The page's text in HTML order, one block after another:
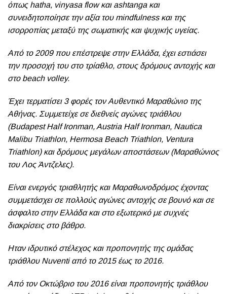
όπως hatha, vinyasa flow και ashtanga και
συνειδητοποίησε την αξία του mindfulness και της
ισορροπίας μεταξύ της σωματικής και ψυχικής υγείας.
Από το 2009 που επέστρεψε στην Ελλάδα, έχει εστιάσει
την προσοχή του στο τρίαθλο, στους δρόμους αντοχής και
στο beach volley.
Έχει τερματίσει 3 φορές τον Αυθεντικό Μαραθώνιο της
Αθήνας. Συμμετείχε σε διεθνείς αγώνες τριάθλου
(Budapest Half Ironman, Austria Half Ironman, Nautica
Malibu Triathlon, Hermosa Beach Triathlon, Ventura
Triathlon) και δρόμους μεγάλων αποστάσεων (Μαραθώνιος
του Λος Άντζελες).
Eίναι ενεργός τριαθλητής και Μαραθωνοδρόμος έχοντας
συμμετάσχει σε πολλούς αγώνες αντοχής σε βουνό και σε
άσφαλτο στην Ελλάδα και στο εξωτερικό με συχνές
διακρίσεις στο βάθρο.
Ηταν ιδρυτικό στέλεχος και προπονητής της ομάδας
τριάθλου Νuventi από το 2015 έως το 2016.
Από τον Οκτώβριο του 2016 είναι προπονητής τριάθλου